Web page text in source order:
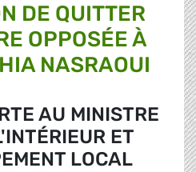
DE QUITTER
OPPOSÉE À
NASRAOUI
AU MINISTRE
ET
LOCAL